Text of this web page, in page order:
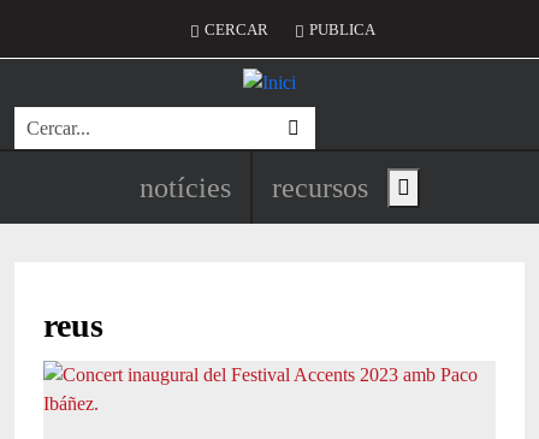
Menú del compte d'usuari
CERCAR PUBLICA
Cerca
Navegació principal de
notícies recursos Show main menu
reus